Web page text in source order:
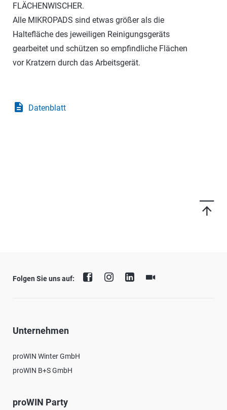
FLÄCHENWISCHER.
Alle MIKROPADS sind etwas größer als die
Haltefläche des jeweiligen Reinigungsgeräts
gearbeitet und schützen so empfindliche Flächen
vor Kratzern durch das Arbeitsgerät.
description Datenblatt
Folgen Sie uns auf:
Unternehmen
proWIN Winter GmbH
proWIN B+S GmbH
proWIN Party